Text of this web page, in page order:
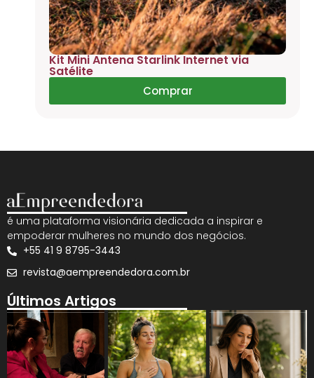
Kit Mini Antena Starlink Internet via
Satélite
Comprar
é uma plataforma visionária dedicada a inspirar e
empoderar mulheres no mundo dos negócios.
+55 41 9 8795-3443
revista@aempreendedora.com.br
Últimos Artigos